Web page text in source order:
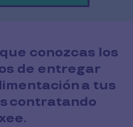
conozcas los
de entregar
a tus
contratando